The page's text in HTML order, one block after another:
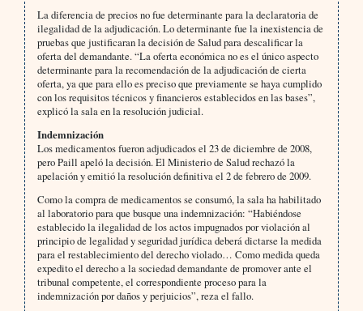
La diferencia de precios no fue determinante para la declaratoria de
ilegalidad de la adjudicación. Lo determinante fue la inexistencia de
pruebas que justificaran la decisión de Salud para descalificar la
oferta del demandante. “La oferta económica no es el único aspecto
determinante para la recomendación de la adjudicación de cierta
oferta, ya que para ello es preciso que previamente se haya cumplido
con los requisitos técnicos y financieros establecidos en las bases”,
explicó la sala en la resolución judicial.
Indemnización
Los medicamentos fueron adjudicados el 23 de diciembre de 2008,
pero Paill apeló la decisión. El Ministerio de Salud rechazó la
apelación y emitió la resolución definitiva el 2 de febrero de 2009.
Como la compra de medicamentos se consumó, la sala ha habilitado
al laboratorio para que busque una indemnización: “Habiéndose
establecido la ilegalidad de los actos impugnados por violación al
principio de legalidad y seguridad jurídica deberá dictarse la medida
para el restablecimiento del derecho violado… Como medida queda
expedito el derecho a la sociedad demandante de promover ante el
tribunal competente, el correspondiente proceso para la
indemnización por daños y perjuicios”, reza el fallo.